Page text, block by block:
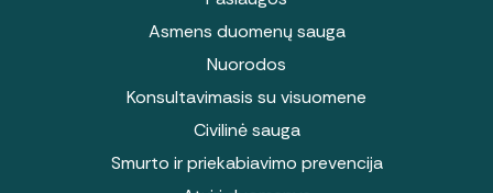
Asmens duomenų sauga
Nuorodos
Konsultavimasis su visuomene
Civilinė sauga
Smurto ir priekabiavimo prevencija